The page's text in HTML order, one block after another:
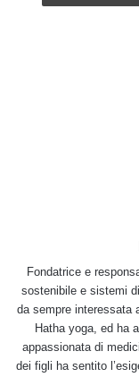
Fondatrice e
sostenibile e sistemi
da sempre interessata
Hatha yoga, ed ha
appassionata di
dei figli ha sentito